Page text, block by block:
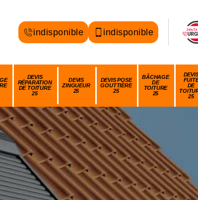
indisponible indisponible
DEVIS
RÉPARATION
DE TOITURE
25
DEVIS
ZINGUEUR
25
DEVIS POSE
GOUTTIÈRE
25
BÂCHAGE
DE
TOITURE
25
DE
25